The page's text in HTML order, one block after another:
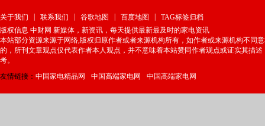
关于我们 联系我们 谷歌地图 百度地图
TAG标签归档
版权信息 中财网 新媒体，新资讯，每天提供最新最及时的家电资讯
本站部分资源来源于网络,版权归原作者或者来源机构所有，如作者或来源机构不同
的，所刊文章观点仅代表作者本人观点，并不意味着本站赞同作者观点或证实其描
考。
友情链接： 中国家电精品网 中国高端家电网 中国高端家电网